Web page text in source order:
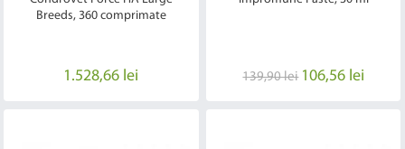
Breeds, 360 comprimate
1.528,66 lei 139,90 lei 106,56 lei